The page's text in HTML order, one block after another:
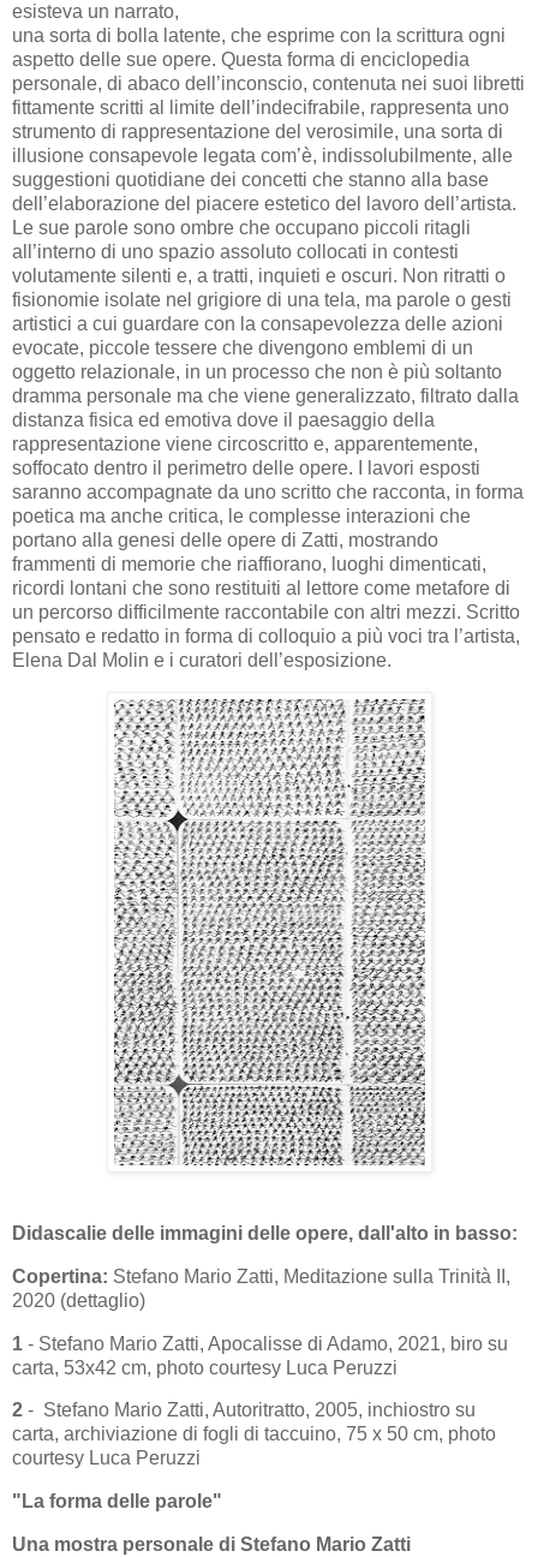
esisteva un narrato,
una sorta di bolla latente, che esprime con la scrittura ogni
aspetto delle sue opere. Questa forma di enciclopedia
personale, di abaco dell’inconscio, contenuta nei suoi libretti
fittamente scritti al limite dell’indecifrabile, rappresenta uno
strumento di rappresentazione del verosimile, una sorta di
illusione consapevole legata com’è, indissolubilmente, alle
suggestioni quotidiane dei concetti che stanno alla base
dell’elaborazione del piacere estetico del lavoro dell’artista.
Le sue parole sono ombre che occupano piccoli ritagli
all’interno di uno spazio assoluto collocati in contesti
volutamente silenti e, a tratti, inquieti e oscuri. Non ritratti o
fisionomie isolate nel grigiore di una tela, ma parole o gesti
artistici a cui guardare con la consapevolezza delle azioni
evocate, piccole tessere che divengono emblemi di un
oggetto relazionale, in un processo che non è più soltanto
dramma personale ma che viene generalizzato, filtrato dalla
distanza fisica ed emotiva dove il paesaggio della
rappresentazione viene circoscritto e, apparentemente,
soffocato dentro il perimetro delle opere. I lavori esposti
saranno accompagnate da uno scritto che racconta, in forma
poetica ma anche critica, le complesse interazioni che
portano alla genesi delle opere di Zatti, mostrando
frammenti di memorie che riaffiorano, luoghi dimenticati,
ricordi lontani che sono restituiti al lettore come metafore di
un percorso difficilmente raccontabile con altri mezzi. Scritto
pensato e redatto in forma di colloquio a più voci tra l’artista,
Elena Dal Molin e i curatori dell’esposizione.
Didascalie delle immagini delle opere, dall'alto in basso:
Copertina: Stefano Mario Zatti, Meditazione sulla Trinità II,
2020 (dettaglio)
1 - Stefano Mario Zatti, Apocalisse di Adamo, 2021, biro su
carta, 53x42 cm, photo courtesy Luca Peruzzi
2 - Stefano Mario Zatti, Autoritratto, 2005, inchiostro su
carta, archiviazione di fogli di taccuino, 75 x 50 cm, photo
courtesy Luca Peruzzi
"La forma delle parole"
Una mostra personale di Stefano Mario Zatti